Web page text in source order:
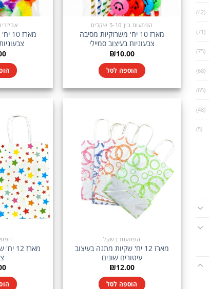
(42)
(71)
(75)
(68)
(65)
(48)
(5)
הפתעות בין 5-10 שקלים
מארז 10 יח' משרוקיות מסיבה
צבעוניות בעיצוב סמיילי
₪10.00
הוספה לסל
הפתעות בשקל
מארז 12 יח' שקיות מתנה בעיצוב
עיטורים שונים
₪12.00
הוספה לסל
מארז